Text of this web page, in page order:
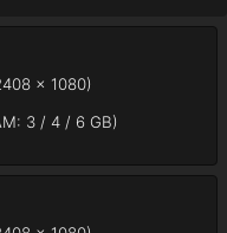
x 1080)
3 / 4 / 6 GB)